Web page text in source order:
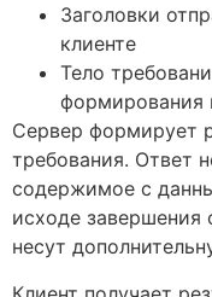
Заголовки
клиенте
Тело
формирования
Сервер формирует
требования. Ответ
содержимое с
исходе завершения
несут